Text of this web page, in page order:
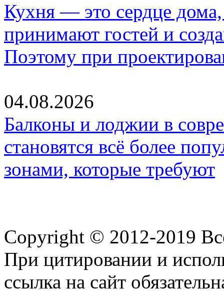
Кухня — это сердце дома,
принимают гостей и
Поэтому при
04.08.2026
Балконы и лоджии в
становятся всё более
зонами, которые требуют
Copyright © 2012-2019
При цитировании и
ссылка на сайт